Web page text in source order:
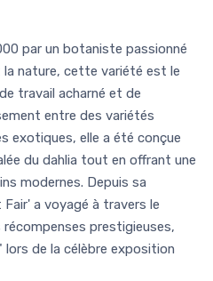
par un botaniste passionné
nature, cette variété est le
travail acharné et de
entre des variétés
exotiques, elle a été conçue
du dahlia tout en offrant une
modernes. Depuis sa
a voyagé à travers le
prestigieuses,
lors de la célèbre exposition